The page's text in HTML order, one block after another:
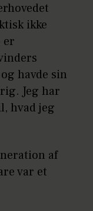
ikke
er
havde sin
Jeg har
hvad jeg
af
var et